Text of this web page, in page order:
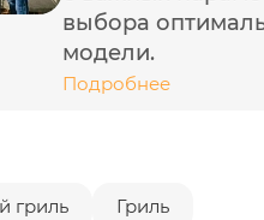
выбора
модели.
Подробнее
гриль Гриль